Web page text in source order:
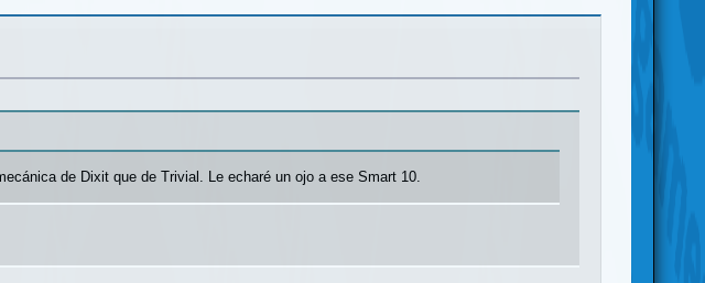
de Dixit que de Trivial. Le echaré un ojo a ese Smart 10.